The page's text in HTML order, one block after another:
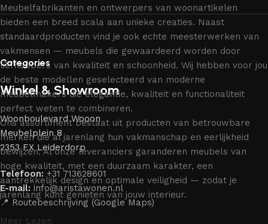
Meubelfabrikanten en ontwerpers van woonartikelen
bieden een breed scala aan unieke creaties. Naast
standaardproducten vind je ook echte meesterwerken van
vakmensen — meubels die gewaardeerd worden door
liefhebbers van kwaliteit en schoonheid. Wij hebben voor jou
de beste modellen geselecteerd van moderne
meubelmakers die elegantie, kwaliteit en functionaliteit
perfect weten te combineren.
Ons assortiment bestaat uit producten van betrouwbare
merken die al jarenlang hun vakmanschap en eerlijkheid
bewijzen. Al onze leveranciers garanderen meubels van
hoge kwaliteit, met een duurzaam karakter, een
aantrekkelijk design en optimale veiligheid — zodat je
jarenlang kunt genieten van jouw interieur.
Meer Lezen
Categories
Winkel & Showroom
Woonboulevard Wooon
Meubelplein 8
2353 EX Leiderdorp
Telefoon: +31 713628601
E-mail: info@aristawonen.nl
📍 Routebeschrijving (Google Maps)